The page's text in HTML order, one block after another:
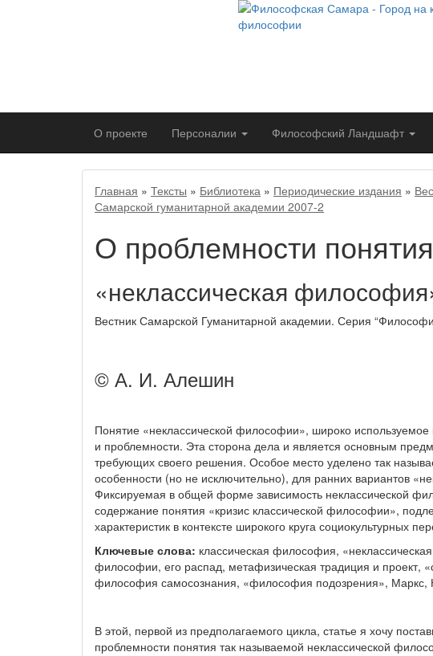
О проекте Персоналии Философский Ландшафт
Главная » Тексты » Библиотека » Периодические издания »
Самарской гуманитарной академии 2007-2
О проблемности понятия
«неклассическая
Вестник Самарской Гуманитарной академии. Серия
© А. И. Алешин
Понятие «неклассической философии», широко
и проблемности. Эта сторона дела и является основным
требующих своего решения. Особое место уделено так
особенности (но не исключительно), для ранних вариантов
Фиксируемая в общей форме зависимость неклассической
содержание понятия «кризис классической философии»,
характеристик в контексте широкого круга социокультурных
Ключевые слова: классическая философия,
философии, его распад, метафизическая традиция и проект,
философия самосознания, «философия подозрения», Маркс,
В этой, первой из предполагаемого цикла, статье я хочу
проблемности понятия так называемой неклассической